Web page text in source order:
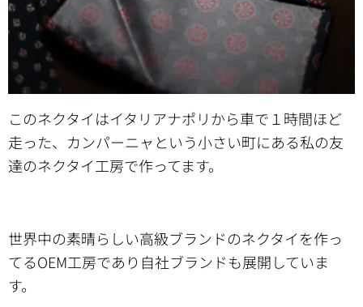
このネクタイはイタリアナポリから車で１時間ほど
走った、カンパーニャという小さい町にある私の友
達のネクタイ工房で作ってます。
世界中の素晴らしい高級ブランドのネクタイを作っ
てるOEM工房であり自社ブランドも展開していま
す。